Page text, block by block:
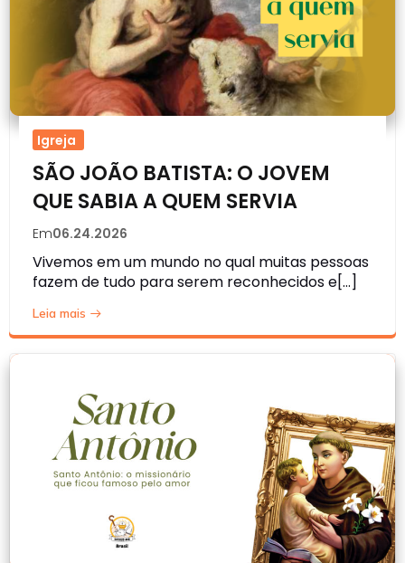
Igreja
SÃO JOÃO BATISTA: O JOVEM
QUE SABIA A QUEM SERVIA
Em06.24.2026
Vivemos em um mundo no qual muitas pessoas
fazem de tudo para serem reconhecidos e[…]
Leia mais